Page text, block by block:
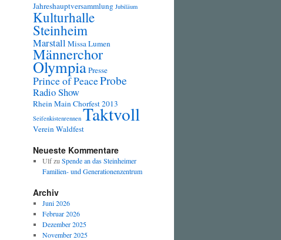
Jahreshauptversammlung Jubiläum
Kulturhalle
Steinheim
Marstall Missa Lumen
Männerchor
OlympiaPresse
Prince of PeaceProbe
Radio Show
Rhein Main Chorfest 2013
Seifenkistenrennen Taktvoll
VereinWaldfest
Neueste Kommentare
Ulfzu Spende an das Steinheimer
Familien- und Generationenzentrum
Archiv
Juni 2026
Februar 2026
Dezember 2025
November 2025